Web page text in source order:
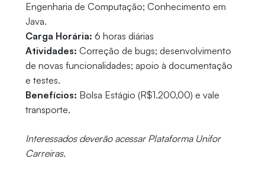
Engenharia de Computação; Conhecimento em
Java.
Carga Horária: 6 horas diárias
Atividades: Correção de bugs; desenvolvimento
de novas funcionalidades; apoio à documentação
e testes.
Benefícios: Bolsa Estágio (R$1.200,00) e vale
transporte.
Interessados deverão acessar Plataforma Unifor
Carreiras.